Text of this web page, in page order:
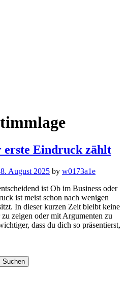
Eindruck zählt
8. August 2025 by w0173a1e
ist Ob im Business oder
ist meist schon nach wenigen
In dieser kurzen Zeit bleibt keine
zeigen oder mit Argumenten zu
dass du dich so präsentierst,